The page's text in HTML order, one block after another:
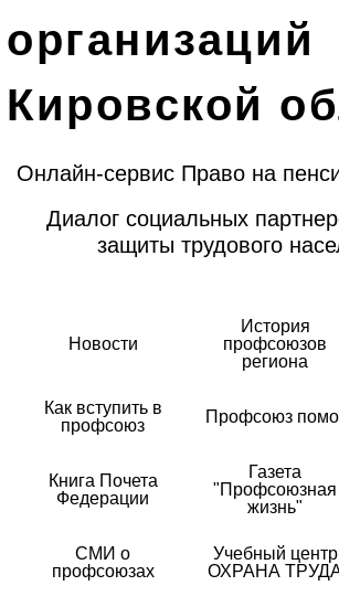
организаций
Кировской
Онлайн-сервис Право на
Диалог социальных
защиты трудового
Новости
История
профсоюзов
региона
Как вступить в
профсоюз
Профсоюз
Книга Почета
Федерации
Газета
"Профсоюзная
жизнь"
СМИ о
профсоюзах
Учебный центр
ОХРАНА